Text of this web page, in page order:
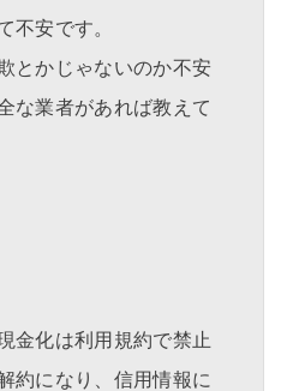
不安です。
とかじゃないのか不安
な業者があれば教えて
金化は利用規約で禁止
約になり、信用情報に